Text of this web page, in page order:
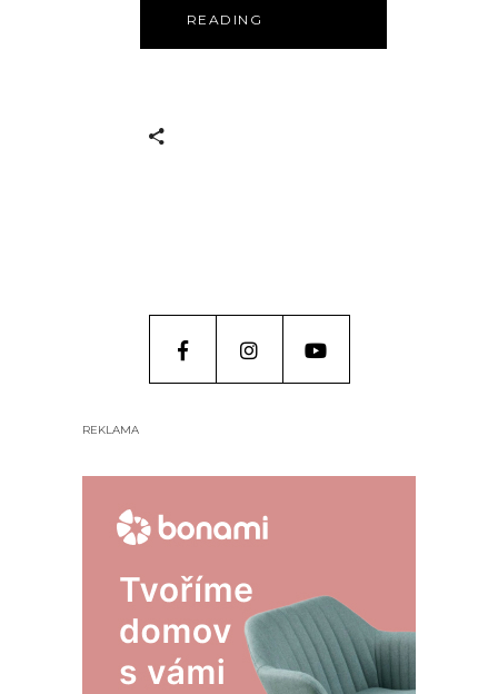
READING
REKLAMA